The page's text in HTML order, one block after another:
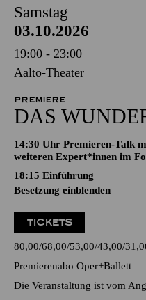
Samstag
03.10.2026
19:00 - 23:00
Aalto-Theater
PREMIERE
DAS
14:30 Uhr Premieren-Talk
weiteren Expert*innen im
18:15 Einführung
Besetzung einblenden
TICKETS
80,00 68,00 53,00 43,00
Premierenabo Oper+Ballett
Die Veranstaltung ist vom